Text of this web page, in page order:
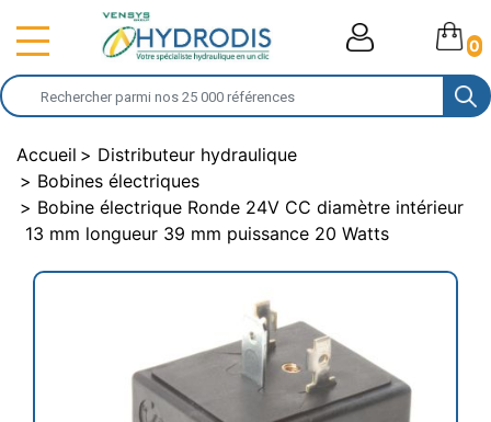
0
Accueil
Distributeur hydraulique
Bobines électriques
Bobine électrique Ronde 24V CC diamètre intérieur
13 mm longueur 39 mm puissance 20 Watts